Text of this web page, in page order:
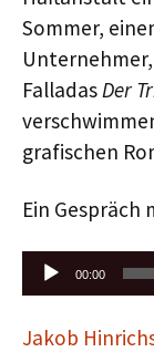
Sommer,
Falladas Der
grafischen
Ein Gespräch
Audio-
Player
00:00
Jakob